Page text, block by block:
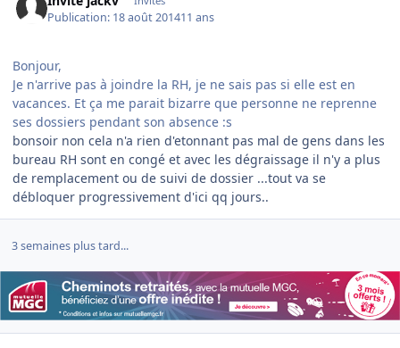
Publication: 18 août 201411 ans
Bonjour,
Je n'arrive pas à joindre la RH, je ne sais pas si elle est en
vacances. Et ça me parait bizarre que personne ne reprenne
ses dossiers pendant son absence :s
bonsoir non cela n'a rien d'etonnant pas mal de gens dans les
bureau RH sont en congé et avec les dégraissage il n'y a plus
de remplacement ou de suivi de dossier ...tout va se
débloquer progressivement d'ici qq jours..
3 semaines plus tard...